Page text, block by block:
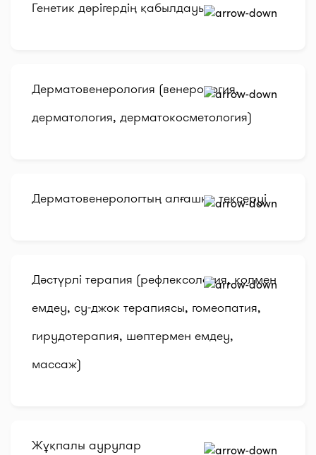
Генетик дәрігердің қабылдауы
Дерматовенерология (венерология,
дерматология, дерматокосметология)
Дерматовенерологтың алғашқы тексеруі
Дәстүрлі терапия (рефлексология, қолмен
емдеу, су-джок терапиясы, гомеопатия,
гирудотерапия, шөптермен емдеу,
массаж)
Жұқпалы аурулар